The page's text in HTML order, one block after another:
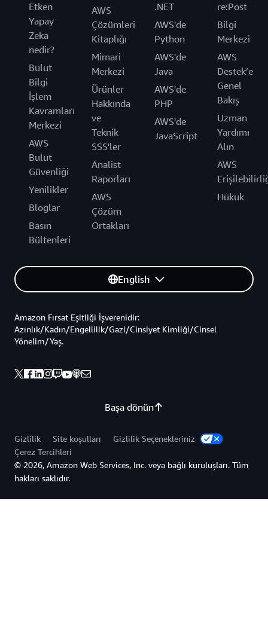
Etken
Yapay
Zeka
nedir?
Bulut
Bilgi
İşlem
Kavramları
Merkezi
AWS
Bulut
Güvenliği
Yenilikler
Bloglar
Basın
Bültenleri
AWS
Çözümleri
Kitaplığı
Mimari
Merkezi
Ürünler
Hakkında
ve
Teknik
SSS'ler
Analist
Raporları
AWS
Çözüm
Ortakları
.NET
AWS'de
Python
AWS'de
Java
AWS'de
PHP
AWS'de
JavaScript
re:Post
Bilgi
Merkezi
AWS
Destek’e
Genel
Bakış
Uzman
Yardımı
Alın
AWS
Hukuk
English
Başa dönün
Amazon Fırsat Eşitliği İşverenidir:
Azınlık/Kadın/Engellilik/Gazi/Cinsiyet Kimliği/Cinsel
Yönelim/Yaş.
Gizlilik Site koşulları
Gizlilik Seçenekleriniz
Çerez Tercihleri
© 2026, Amazon Web Services, Inc. veya bağlı kuruluşları. Tüm
hakları saklıdır.